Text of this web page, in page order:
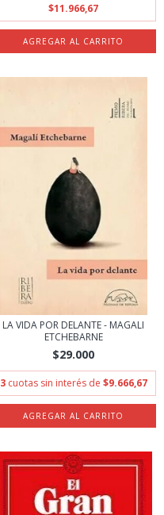
$11.966,67
LA VIDA POR DELANTE - MAGALI
ETCHEBARNE
$29.000
3 cuotas sin interés de $9.666,67